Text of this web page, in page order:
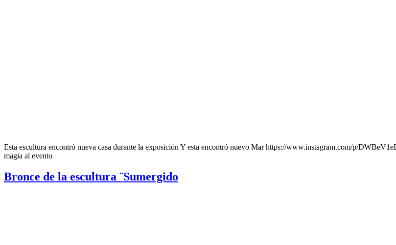
Esta escultura encontró nueva casa durante la exposición Y esta encontró nuevo Mar https://www.instagram.com/p/
magia al evento
Bronce de la escultura ¨Sumergido